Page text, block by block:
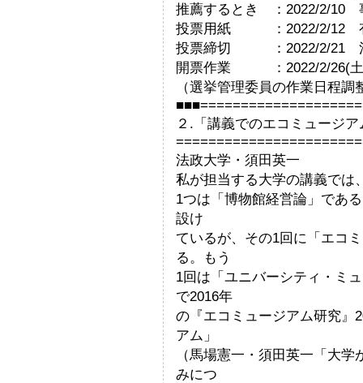
推薦するとき ：2022/2/10
投票用紙 ：2022/2/12 有
投票締切 ：2022/2/21
開票作業 ：2022/2/26(土
（選挙管理委員の作業日程調
２.「講義でのエコミュージ
法政大学・須田英一
私が担当する大学の講義では
1つは「博物館経営論」であ
設け
ているが、その1回に「エコ
る。もう
1回は「ユニバーシティ・ミ
で2016年
の『エコミュージアム研究』
アム」
（馬場憲一・須田英一「大
みにつ